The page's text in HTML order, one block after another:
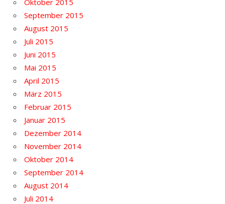
September 2015
August 2015
Juli 2015
Juni 2015
Mai 2015
April 2015
März 2015
Februar 2015
Januar 2015
Dezember 2014
November 2014
Oktober 2014
September 2014
August 2014
Juli 2014